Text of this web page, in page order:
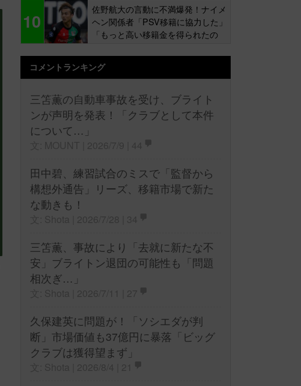
10
佐野航大の言動に不満爆発！ナイメ
ヘン関係者「PSV移籍に協力した」
「もっと高い移籍金を得られたの
コメントランキング
三笘薫の自動車事故を受け、ブライト
ンが声明を発表！「クラブとして本件
について…」
田中碧、練習試合のミスで「監督から
構想外通告」リーズ、移籍市場で新た
な動きも！
三笘薫、事故により「去就に新たな不
安」ブライトン退団の可能性も「問題
相次ぎ…」
久保建英に問題が！「ソシエダが判
断」市場価値も37億円に暴落「ビッグ
クラブは獲得望まず」